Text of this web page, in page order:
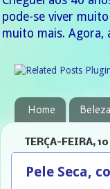
pode-se viver
muito mais. Agora,
Home Beleza
TERÇA-FEIRA,
Pele Seca,